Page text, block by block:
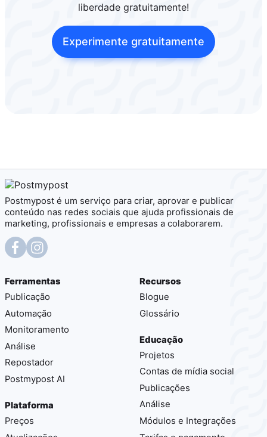
liberdade gratuitamente!
Experimente gratuitamente
Postmypost é um serviço para criar, aprovar e publicar
conteúdo nas redes sociais que ajuda profissionais de
marketing, profissionais e empresas a colaborarem.
Ferramentas
Publicação
Automação
Monitoramento
Análise
Repostador
Postmypost AI
Plataforma
Preços
Recursos
Blogue
Glossário
Educação
Projetos
Contas de mídia social
Publicações
Análise
Módulos e Integrações